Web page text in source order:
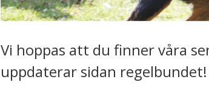
Vi hoppas att du finner våra
uppdaterar sidan regelbundet!